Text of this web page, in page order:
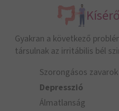
Gyakran a következő
társulnak az irritábilis bél
Szorongásos zavarok
Depresszió
Álmatlanság